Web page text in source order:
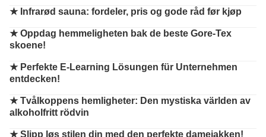
★ Infrarød sauna: fordeler, pris og gode råd før kjøp
★Oppdag hemmeligheten bak de beste Gore-Tex
skoene!
★ Perfekte E-Learning Lösungen für Unternehmen
entdecken!
★Tvålkoppens hemligheter: Den mystiska världen av
alkoholfritt rödvin
★Slipp løs stilen din med den perfekte damejakken!